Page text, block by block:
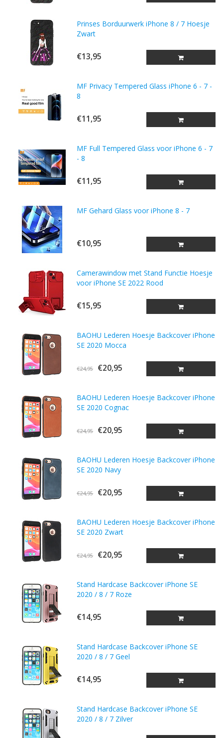
Prinses Borduurwerk iPhone 8 / 7 Hoesje
Zwart
€13,95
MF Privacy Tempered Glass iPhone 6 - 7 -
8
€11,95
MF Full Tempered Glass voor iPhone 6 - 7
- 8
€11,95
MF Gehard Glass voor iPhone 8 - 7
€10,95
Camerawindow met Stand Functie Hoesje
voor iPhone SE 2022 Rood
€15,95
BAOHU Lederen Hoesje Backcover iPhone
SE 2020 Mocca
€24,95 €20,95
BAOHU Lederen Hoesje Backcover iPhone
SE 2020 Cognac
€24,95 €20,95
BAOHU Lederen Hoesje Backcover iPhone
SE 2020 Navy
€24,95 €20,95
BAOHU Lederen Hoesje Backcover iPhone
SE 2020 Zwart
€24,95 €20,95
Stand Hardcase Backcover iPhone SE
2020 / 8 / 7 Roze
€14,95
Stand Hardcase Backcover iPhone SE
2020 / 8 / 7 Geel
€14,95
Stand Hardcase Backcover iPhone SE
2020 / 8 / 7 Zilver